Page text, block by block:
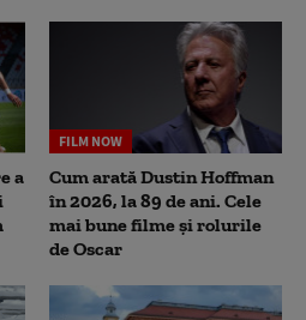
a
FILM NOW
Cum arată Dustin Hoffman
în 2026, la 89 de ani. Cele
mai bune filme și rolurile
de Oscar